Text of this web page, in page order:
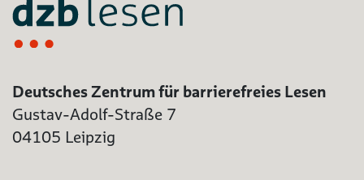
Deutsches Zentrum für barrierefreies Lesen
Gustav-Adolf-Straße 7
04105 Leipzig